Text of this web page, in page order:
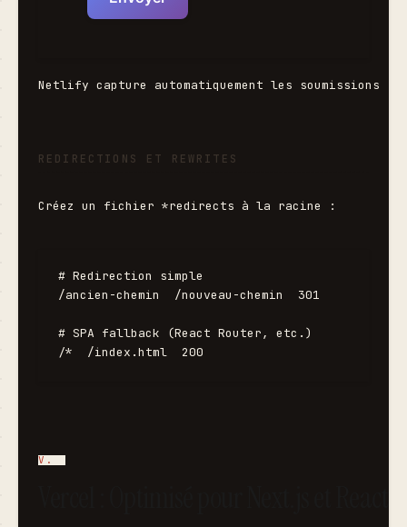
Netlify capture automatiquement les soumissions
REDIRECTIONS ET REWRITES
Créez un fichier *redirects à la racine :
# Redirection simple
/ancien-chemin  /nouveau-chemin  301
# SPA fallback (React Router, etc.)